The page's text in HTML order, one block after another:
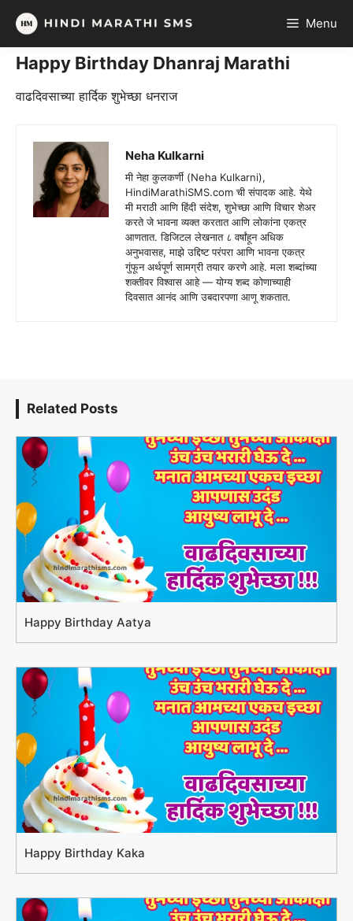
Skip
content
Menu
Happy Birthday Dhanraj Marathi
वाढदिवसाच्या हार्दिक शुभेच्छा धनराज
Neha Kulkarni
मी नेहा कुलकर्णी (Neha Kulkarni),
HindiMarathiSMS.com ची संपादक आहे. येथे
मी मराठी आणि हिंदी संदेश, शुभेच्छा आणि विचार शेअर
करते जे भावना व्यक्त करतात आणि लोकांना एकत्र
आणतात. डिजिटल लेखनात ८ वर्षांहून अधिक
अनुभवासह, माझे उद्दिष्ट परंपरा आणि भावना एकत्र
गुंफून अर्थपूर्ण सामग्री तयार करणे आहे. मला शब्दांच्या
शक्तीवर विश्वास आहे — योग्य शब्द कोणाच्याही
दिवसात आनंद आणि उबदारपणा आणू शकतात.
Related Posts
Happy Birthday Aatya
Happy Birthday Kaka